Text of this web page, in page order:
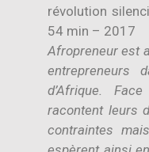
révolution
54 min – 2017
Afropreneur est
d’Afrique.
racontent leurs
contraintes